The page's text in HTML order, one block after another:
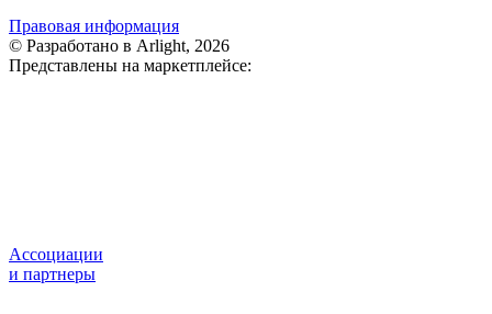
Правовая информация
© Разработано в Arlight, 2026
Представлены на маркетплейсе:
Ассоциации
и партнеры